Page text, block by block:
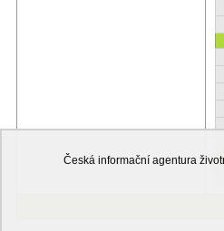
Česká informační agentura